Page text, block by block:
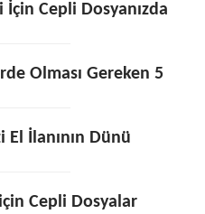
Cepli Dosyanızda
Olması Gereken 5
İlanının Dünü
Cepli Dosyalar